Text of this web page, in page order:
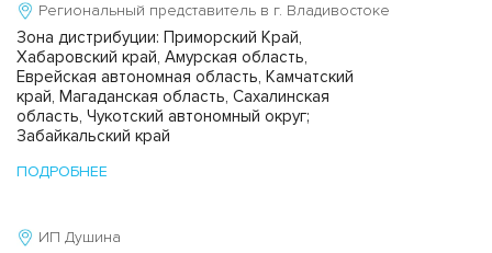
Региональный представитель в г. Владивостоке
Зона дистрибуции: Приморский Край,
Хабаровский край, Амурская область,
Еврейская автономная область, Камчатский
край, Магаданская область, Сахалинская
область, Чукотский автономный округ;
Забайкальский край
ПОДРОБНЕЕ
ИП Душина